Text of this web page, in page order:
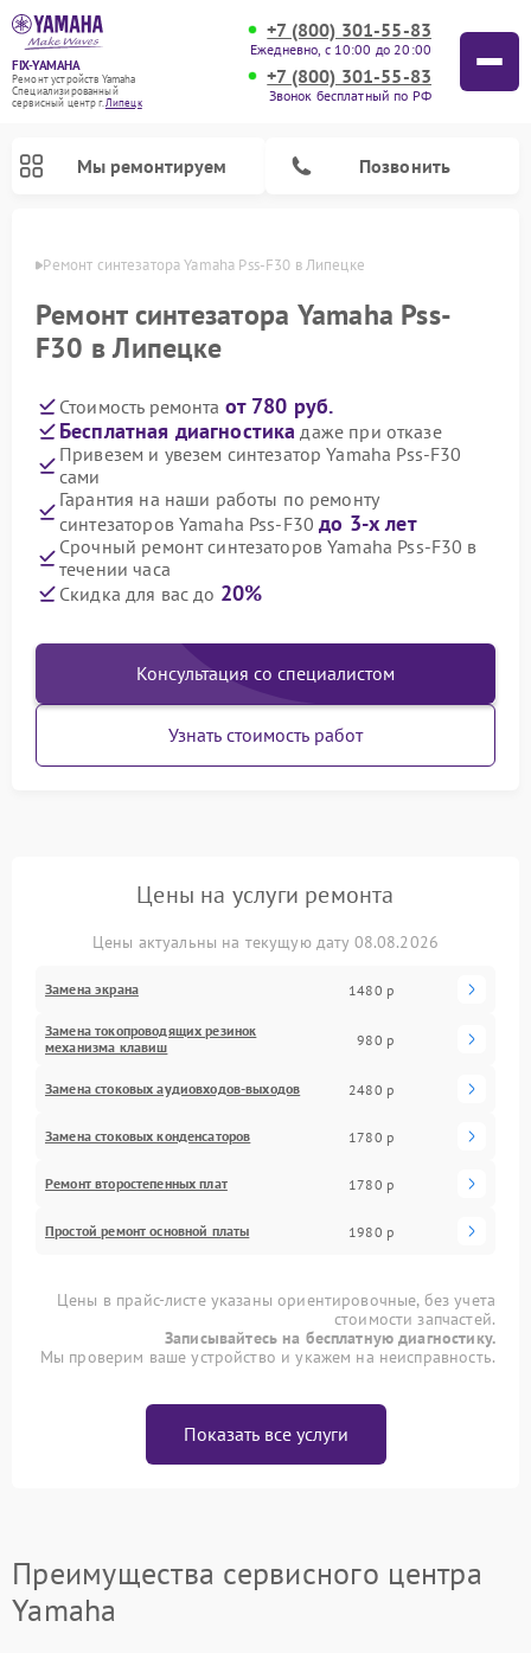
FIX-YAMAHA
Ремонт устройств Yamaha
Специализированный
cервисный центр г.Липецк
+7 (800) 301-55-83
Ежедневно, с 10:00 до 20:00
+7 (800) 301-55-83
Звонок бесплатный по РФ
Мы ремонтируем Позвонить
Ремонт синтезатора Yamaha Pss-F30 в Липецке
Ремонт синтезатора Yamaha Pss-
F30 в Липецке
Стоимость ремонта от 780 руб.
Бесплатная диагностика даже при отказе
Привезем и увезем синтезатор Yamaha Pss-F30
сами
Гарантия на наши работы по ремонту
синтезаторов Yamaha Pss-F30до 3-х лет
Срочный ремонт синтезаторов Yamaha Pss-F30 в
течении часа
Скидка для вас до 20%
Консультация со специалистом
Узнать стоимость работ
Цены на услуги ремонта
Цены актуальны на текущую дату 08.08.2026
Замена экрана 1480 р
Замена токопроводящих резинок
механизма клавиш
980 р
Замена стоковых аудиовходов-выходов 2480 р
Замена стоковых конденсаторов 1780 р
Ремонт второстепенных плат 1780 р
Простой ремонт основной платы 1980 р
Цены в прайс-листе указаны ориентировочные, без учета
стоимости запчастей.
Записывайтесь на бесплатную диагностику.
Мы проверим ваше устройство и укажем на неисправность.
Показать все услуги
Преимущества сервисного центра
Yamaha